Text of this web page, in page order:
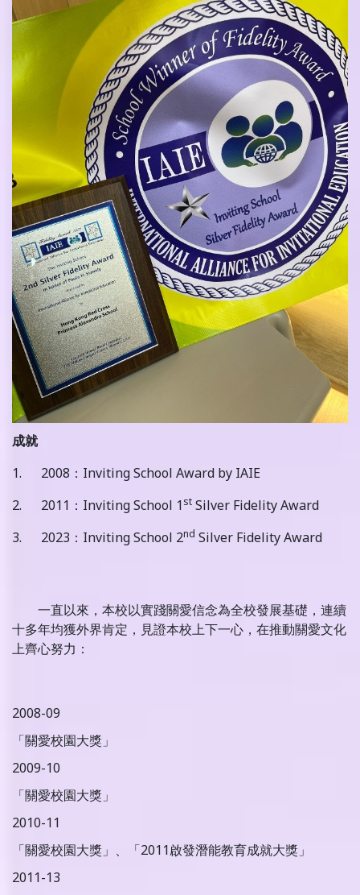
成就
1. 2008：Inviting School Award by IAIE
2. 2011：Inviting School 1st Silver Fidelity Award
3. 2023：Inviting School 2nd Silver Fidelity Award
一直以來，本校以實踐關愛信念為全校發展基礎，連續
十多年均獲外界肯定，見證本校上下一心，在推動關愛文化
上齊心努力：
2008-09
「關愛校園大獎」
2009-10
「關愛校園大獎」
2010-11
「關愛校園大獎」、「2011啟發潛能教育成就大獎」
2011-13